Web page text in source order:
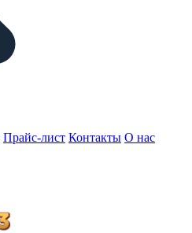
Прайс-лист Контакты О нас